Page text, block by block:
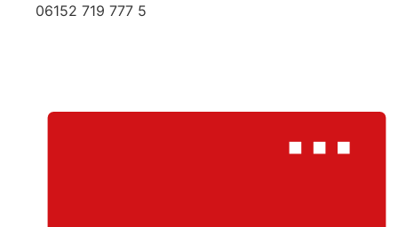
06152 719 777 5